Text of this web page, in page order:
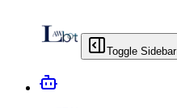
Toggle Sidebar